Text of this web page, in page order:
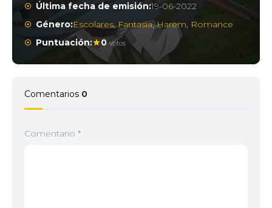
Última fecha de emisión:19-06-2022
Género:Escolares,Fantasía,Harem, Romance
Puntuación:
0 votos
Comentarios 0
Comentario *